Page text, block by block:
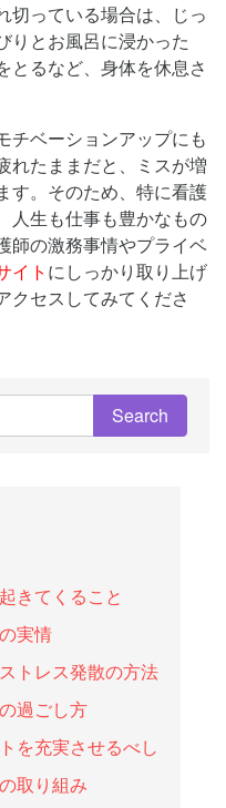
切っている場合は、じっ
りとお風呂に浸かった
とるなど、身体を休息さ
チベーションアップにも
れたままだと、ミスが増
す。そのため、特に看護
人生も仕事も豊かなもの
師の激務事情やプライベ
イト にしっかり取り上げ
クセスしてみてくださ
きてくること
実情
トレス発散の方法
過ごし方
を充実させるべし
取り組み